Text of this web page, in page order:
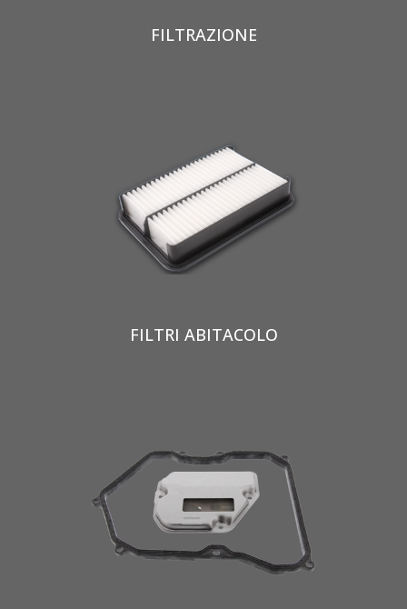
FILTRAZIONE
FILTRI ABITACOLO